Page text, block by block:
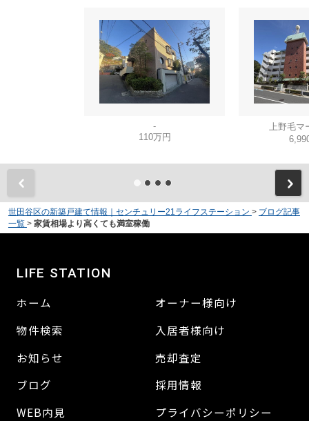
-
110万円
上野毛マ
世田谷区の新築戸建て情報｜センチュリー21ライフステーション > ブログ記事
一覧 > 家賃相場より高くても満室稼働
LIFE STATION
ホーム
物件検索
お知らせ
ブログ
WEB内見
オーナー様向け
入居者様向け
売却査定
採用情報
プライバシーポリシー